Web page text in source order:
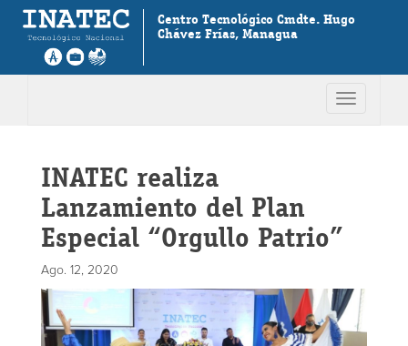
Centro Tecnológico Cmdte. Hugo
Chávez Frías, Managua
Toggle
INATEC realiza
Lanzamiento del Plan
Especial “Orgullo Patrio”
Ago. 12, 2020